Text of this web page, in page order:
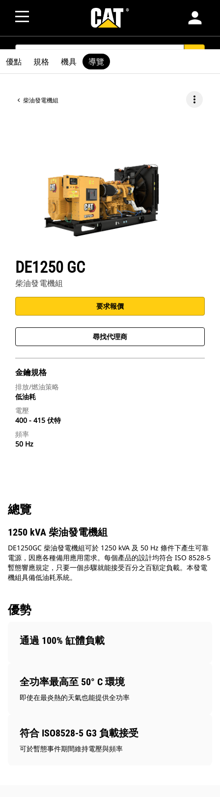
person
SEARCH
柴油發電機組 more_vert
DE1250 GC
柴油發電機組
要求報價
尋找代理商
金鑰規格
排放/燃油策略
低油耗
電壓
400 - 415 伏特
頻率
50 Hz
優點 規格 機具 導覽
總覽
1250 kVA 柴油發電機組
DE1250GC 柴油發電機組可於 1250 kVA 及 50 Hz 條件下產生可靠
電源，因應各種備用應用需求。每個產品的設計均符合 ISO 8528-5
暫態響應規定，只要一個步驟就能接受百分之百額定負載。本發電
機組具備低油耗系統。
優勢
通過 100% 缸體負載
全功率最高至 50° C 環境
即使在最炎熱的天氣也能提供全功率
符合 ISO8528-5 G3 負載接受
可於暫態事件期間維持電壓與頻率